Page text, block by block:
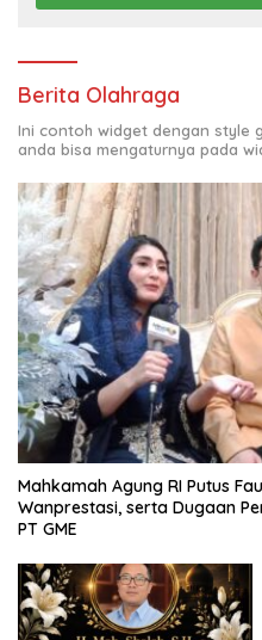
Berita Olahraga
Ini contoh widget dengan style
anda bisa mengaturnya pada
Mahkamah Agung RI Putus
Wanprestasi, serta Dugaan
PT GME